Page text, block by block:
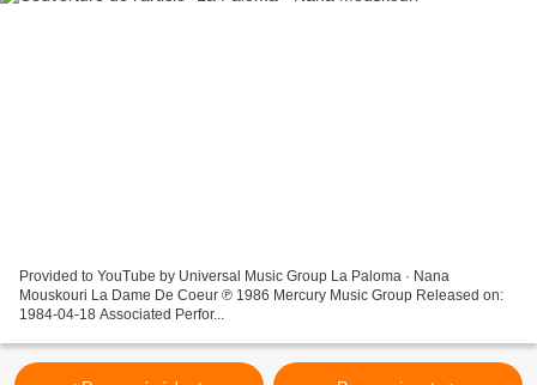
Provided to YouTube by Universal Music Group La Paloma · Nana
Mouskouri La Dame De Coeur ℗ 1986 Mercury Music Group Released on:
1984-04-18 Associated Perfor...